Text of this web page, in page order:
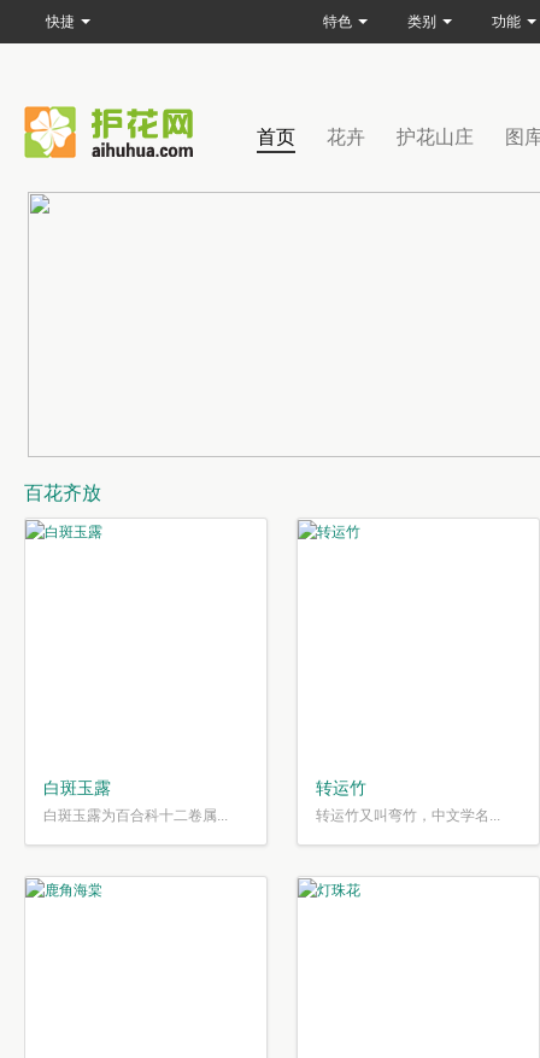
首页 花卉 护花山庄 图
百花齐放
白斑玉露
白斑玉露为百合科十二卷属...
转运竹
转运竹又叫弯竹，中文学名...
快捷 特色 类别 功能